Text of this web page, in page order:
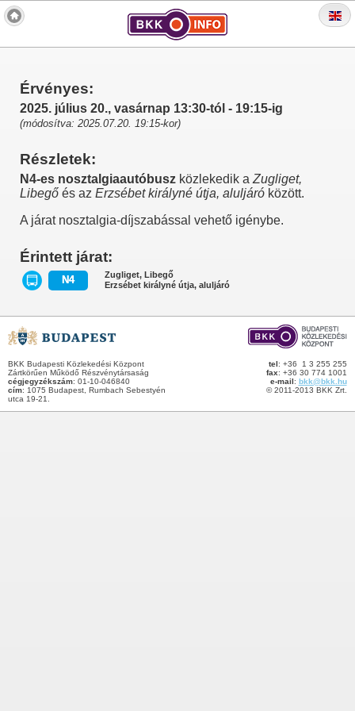
Érvényes:
2025. július 20., vasárnap 13:30-tól - 19:15-ig
(módosítva: 2025.07.20. 19:15-kor)
Részletek:
N4-es nosztalgiaautóbusz közlekedik a Zugliget,
Libegő és az Erzsébet királyné útja, aluljáró között.
A járat nosztalgia-díjszabással vehető igénybe.
Érintett járat:
N4
Zugliget, Libegő
Erzsébet királyné útja, aluljáró
BKK Budapesti Közlekedési Központ
Zártkörűen Működő Részvénytársaság
cégjegyzékszám: 01-10-046840
cím: 1075 Budapest, Rumbach Sebestyén
utca 19-21.
tel: +36 1 3 255 255
fax: +36 30 774 1001
e-mail: bkk@bkk.hu
© 2011-2013 BKK Zrt.